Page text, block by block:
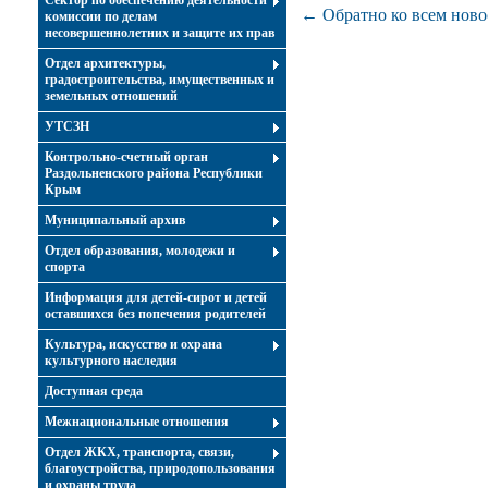
комиссии по делам
несовершеннолетних и защите их прав
Отдел архитектуры,
градостроительства, имущественных и
земельных отношений
УТСЗН
Контрольно-счетный орган
Раздольненского района Республики
Крым
Муниципальный архив
Отдел образования, молодежи и
спорта
Информация для детей-сирот и детей
оставшихся без попечения родителей
Культура, искусство и охрана
культурного наследия
Доступная среда
Межнациональные отношения
Отдел ЖКХ, транспорта, связи,
благоустройства, природопользования
и охраны труда
← Обратно ко всем